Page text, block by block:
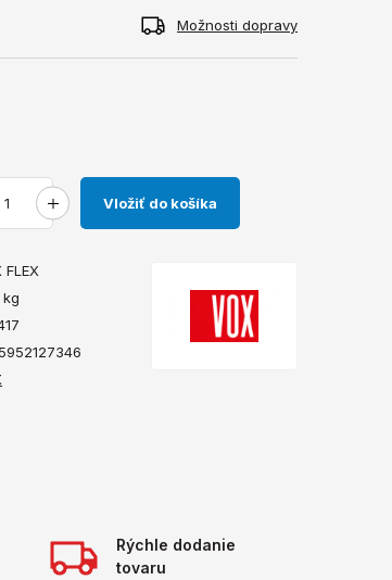
Možnosti dopravy
Vložiť do košíka
FLEX
kg
Rýchle dodanie
tovaru